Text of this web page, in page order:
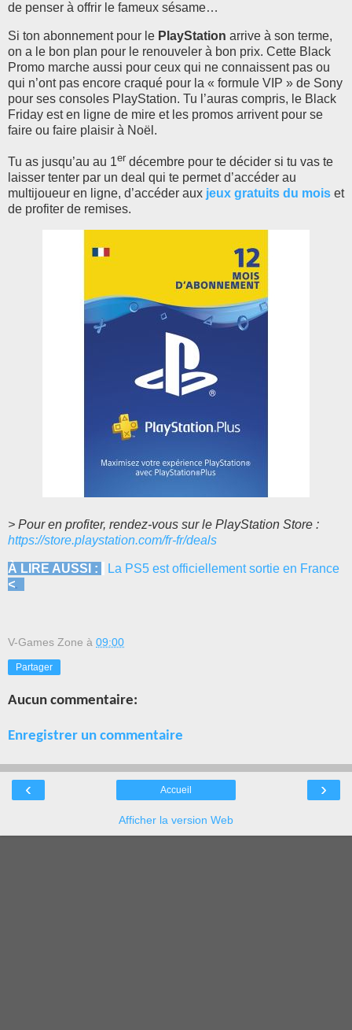
de penser à offrir le fameux sésame…
Si ton abonnement pour le PlayStation arrive à son terme,
on a le bon plan pour le renouveler à bon prix. Cette Black
Promo marche aussi pour ceux qui ne connaissent pas ou
qui n’ont pas encore craqué pour la « formule VIP » de Sony
pour ses consoles PlayStation. Tu l’auras compris, le Black
Friday est en ligne de mire et les promos arrivent pour se
faire ou faire plaisir à Noël.
Tu as jusqu’au au 1er décembre pour te décider si tu vas te
laisser tenter par un deal qui te permet d’accéder au
multijoueur en ligne, d’accéder aux jeux gratuits du mois et
de profiter de remises.
> Pour en profiter, rendez-vous sur le PlayStation Store :
https://store.playstation.com/fr-fr/deals
À LIRE AUSSI :
La PS5 est officiellement sortie en France
<.
V-Games Zone à 09:00
Partager
Aucun commentaire:
Enregistrer un commentaire
‹ ›
Accueil
Afficher la version Web